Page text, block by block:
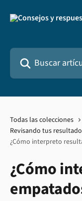
Buscar artículos...
Todas las colecciones
Revisando tus
¿Cómo interpreto
¿Cómo